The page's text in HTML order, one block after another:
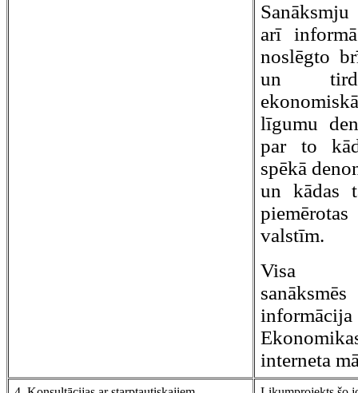
arī
noslēgto
un
līgumu
par to
spēkā
un kādas
valstīm.
Visa
interneta